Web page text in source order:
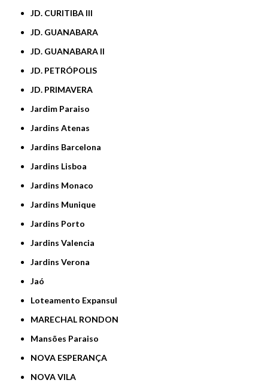
JD. CURITIBA III
JD. GUANABARA
JD. GUANABARA II
JD. PETRÓPOLIS
JD. PRIMAVERA
Jardim Paraiso
Jardins Atenas
Jardins Barcelona
Jardins Lisboa
Jardins Monaco
Jardins Munique
Jardins Porto
Jardins Valencia
Jardins Verona
Jaó
Loteamento Expansul
MARECHAL RONDON
Mansões Paraiso
NOVA ESPERANÇA
NOVA VILA